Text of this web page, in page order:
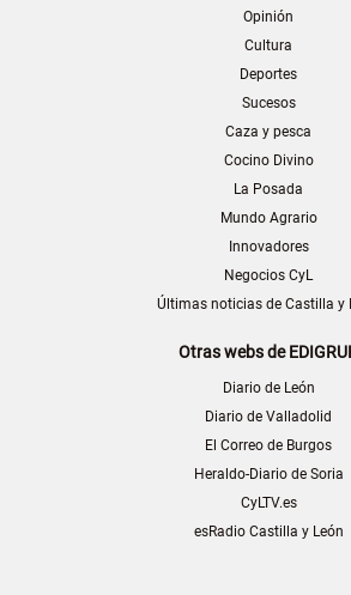
Opinión
Cultura
Deportes
Sucesos
Caza y pesca
Cocino Divino
La Posada
Mundo Agrario
Innovadores
Negocios CyL
Últimas noticias de Castilla y
Otras webs de
Diario de León
Diario de Valladolid
El Correo de Burgos
Heraldo-Diario de Soria
CyLTV.es
esRadio Castilla y León